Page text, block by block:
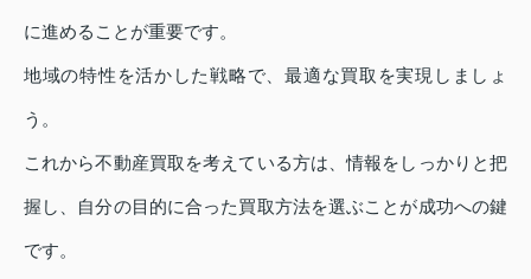
に進めることが重要です。
地域の特性を活かした戦略で、最適な買取を実現しましょ
う。
これから不動産買取を考えている方は、情報をしっかりと把
握し、自分の目的に合った買取方法を選ぶことが成功への鍵
です。